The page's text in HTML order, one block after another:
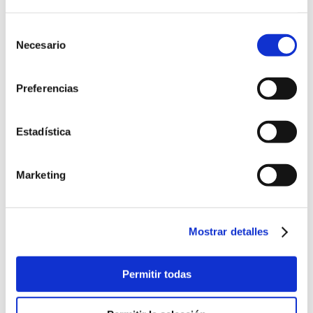
Necesario
Preferencias
Estadística
Marketing
Mostrar detalles
Permitir todas